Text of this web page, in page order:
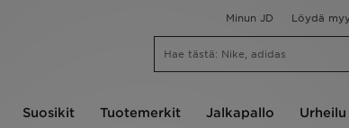
Minun JD Löydä
Suosikit Tuotemerkit Jalkapallo Urheilu